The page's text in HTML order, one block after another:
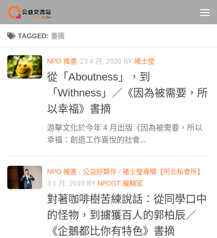
Skip to content
TAGGED: 書摘
NPO 推書 23 4 月, 2020 BY 褚士瑩
從「Aboutness」，到
「Withness」／《因為被需要，所
以幸福》書摘
游擊文化於今年 4 月出版《因為被需要，所以
幸福：創造工作喜悅的社會...
NPO 推書 / 公益好夥伴 / 褚士瑩專欄【阿北私會所】
3 1 月, 2019 BY NPOST 編輯室
對著咖啡樹苦練說話：從同學口中
的怪物，到擄獲百人的郭柏辰／
《企鵝都比你有特色》書摘